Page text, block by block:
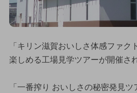
「キリン滋賀おいしさ体感ファク
楽しめる工場見学ツアーが開催さ
「一番搾り おいしさの秘密発見